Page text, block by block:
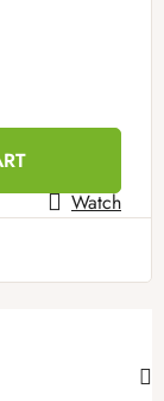
Watch